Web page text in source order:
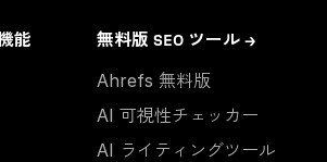
能 無料版 SEO ツール →
Ahrefs 無料版
AI 可視性チェッカー
AI ライティングツール